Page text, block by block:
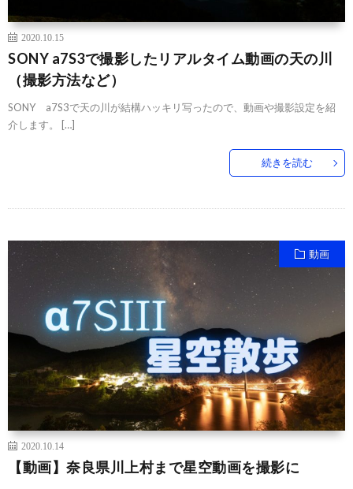
2020.10.15
SONY a7S3で撮影したリアルタイム動画の天の川
（撮影方法など）
SONY a7S3で天の川が結構ハッキリ写ったので、動画や撮影設定を紹
介します。 […]
続きを読む
動画
2020.10.14
【動画】奈良県川上村まで星空動画を撮影に